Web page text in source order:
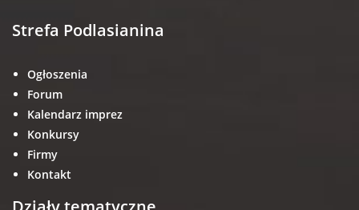
Strefa Podlasianina
Ogłoszenia
Forum
Kalendarz imprez
Konkursy
Firmy
Kontakt